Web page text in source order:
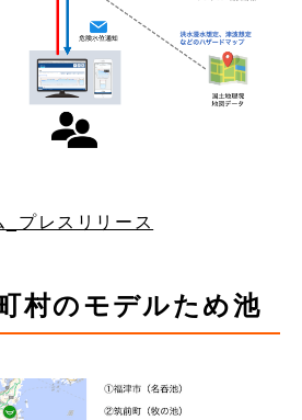
プレスリリース
村のモデルため池